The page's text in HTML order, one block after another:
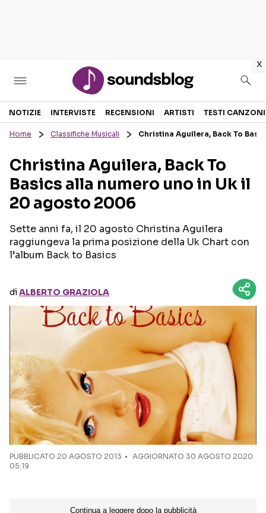
x
Sezioni
RECENSIONI MUSICALI
INTERVISTE
GOSSIP E CURIOSITÀ
TESTI CANZONI
TOUR ED EVENTI
Seguici sui social
NOTIZIE INTERVISTE RECENSIONI ARTISTI TESTI CANZONI
Home Classifiche Musicali Christina Aguilera, Back To
Christina Aguilera, Back To
Basics alla numero uno in Uk il
20 agosto 2006
Sette anni fa, il 20 agosto Christina Aguilera
raggiungeva la prima posizione della Uk Chart con
l’album Back to Basics
diALBERTO GRAZIOLA
PUBBLICATO 20 AGOSTO 2013
AGGIORNATO 30 AGOSTO 2020
05:19